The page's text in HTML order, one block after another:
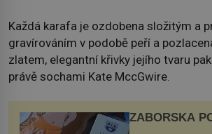
Každá karafa je ozdobena složitým a
gravírováním v podobě peří a
zlatem, elegantní křivky jejího tvaru
právě sochami Kate MccGwire.
ZÁBOŘSKÁ